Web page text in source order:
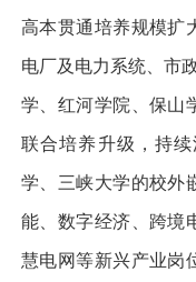
高本贯通培养规模扩
电厂及电力系统、市
学、红河学院、保山
联合培养升级，持
学、三峡大学的校外
能、数字经济、跨境
慧电网等新兴产业岗